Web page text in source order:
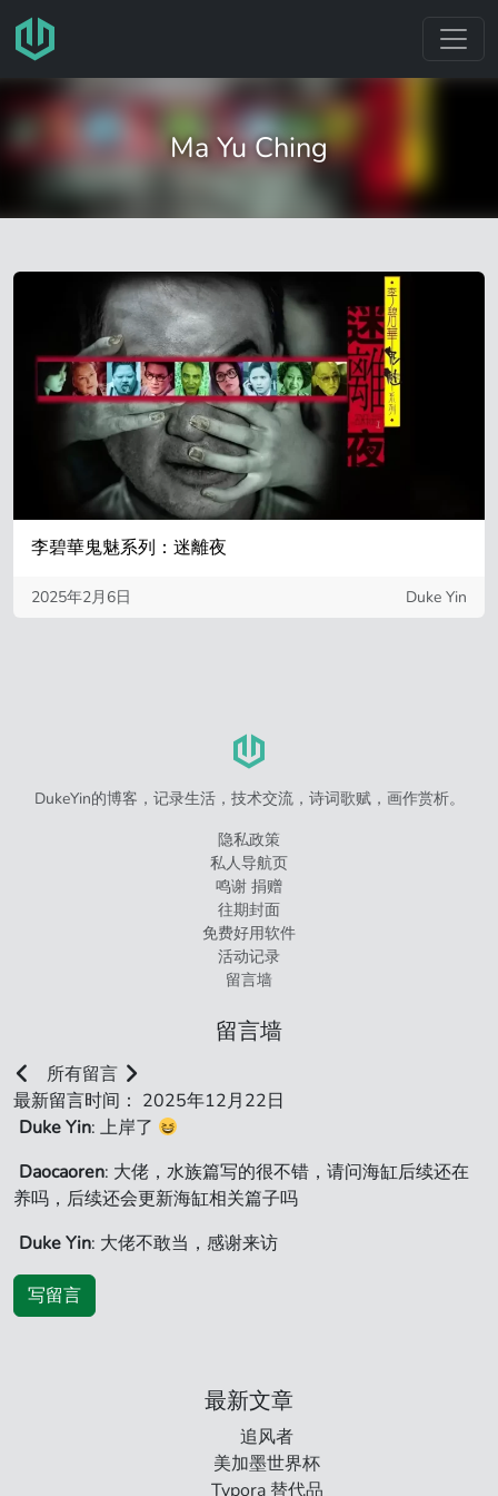
跳转至主要内容
Ma Yu Ching
李碧華鬼魅系列：迷離夜
2025年2月6日 Duke Yin
DukeYin的博客，记录生活，技术交流，诗词歌赋，画作赏析。
隐私政策
私人导航页
鸣谢 捐赠
往期封面
免费好用软件
活动记录
留言墙
留言墙
所有留言
最新留言时间： 2025年12月22日
Duke Yin: 上岸了
Daocaoren: 大佬，水族篇写的很不错，请问海缸后续还在
养吗，后续还会更新海缸相关篇子吗
Duke Yin: 大佬不敢当，感谢来访
写留言
最新文章
追风者
美加墨世界杯
Typora 替代品